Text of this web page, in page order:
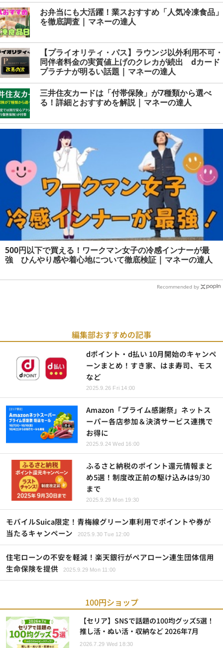
お弁当にも大活躍！業スおすすめ「人気冷凍食品」
を徹底調査 | マネーの達人
【プライオリティ・パス】ラウンジ以外利用不可・
同伴者料金の実質値上げのクレカが続出 dカード
プラチナが明るい話題 | マネーの達人
三井住友カードは「付帯保険」が7種類から選べ
る！詳細とおすすめを解説 | マネーの達人
500円以下で買える！ワークマン女子の冷感インナーが最
強 ひんやり感や着心地について徹底検証 | マネーの達人
Recommended by
編集部おすすめの記事
dポイント・d払い 10月開始のキャンペ
ーンまとめ！すき家、はま寿司、モス
など
2025.9.26 Fri 14:00
Amazon「プライム感謝祭」ネットス
ーパー各店参加＆決済サービス連携で
お得に
2025.9.24 Wed 16:00
ふるさと納税のポイント還元情報まと
め5選！制度改正前の駆け込みは9/30
まで
2025.9.29 Mon 19:30
モバイルSuica限定！青梅線グリーン車利用でポイントや券が
当たるキャンペーン
2025.9.30 Tue 12:00
住宅ローンの不安を軽減！楽天銀行がペアローン連生団体信用
生命保険を提供
2025.9.29 Mon 11:00
100円ショップ
【セリア】SNSで話題の100均グッズ5選！
推し活・ぬい活・収納など 2026年7月
2026.7.29 Wed 18:30